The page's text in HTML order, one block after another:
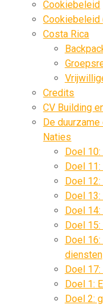
Cookiebeleid
Cookiebeleid
Costa Rica
Credits
CV Building
De
Naties
Doel
Doel
Doel
Doel
Doel
Doel
Doel
diensten
Doel
Doel 1:
Doel 2: